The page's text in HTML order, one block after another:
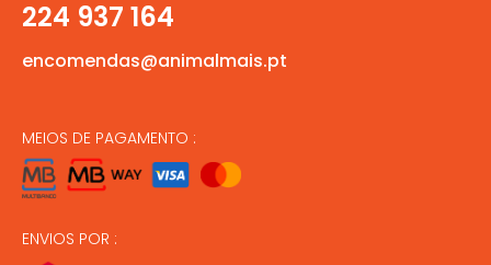
224 937 164
encomendas@animalmais.pt
MEIOS DE PAGAMENTO :
ENVIOS POR :